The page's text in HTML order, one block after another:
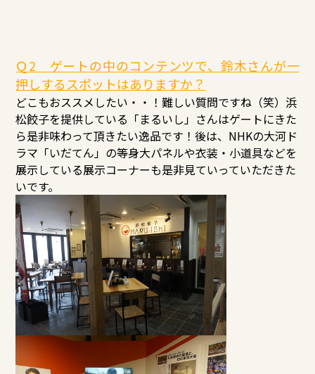
Ｑ2 ゲートの中のコンテンツで、鈴木さんが一
押しするスポットはありますか？
どこもおススメしたい・・！難しい質問ですね（笑）浜
松餃子を提供している「まるいし」さんはゲートにきた
ら是非味わって頂きたい逸品です！後は、NHKの大河ド
ラマ「いだてん」の等身大パネルや衣装・小道具などを
展示している展示コーナーも是非見ていっていただきた
いです。